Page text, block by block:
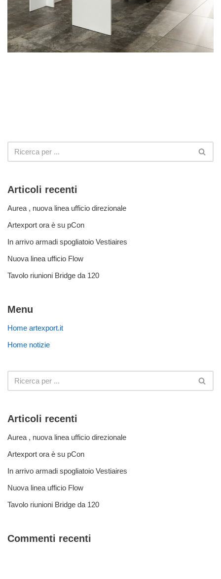
Articoli recenti
Aurea , nuova linea ufficio direzionale
Artexport ora è su pCon
In arrivo armadi spogliatoio Vestiaires
Nuova linea ufficio Flow
Tavolo riunioni Bridge da 120
Menu
Home artexport.it
Home notizie
Articoli recenti
Aurea , nuova linea ufficio direzionale
Artexport ora è su pCon
In arrivo armadi spogliatoio Vestiaires
Nuova linea ufficio Flow
Tavolo riunioni Bridge da 120
Commenti recenti